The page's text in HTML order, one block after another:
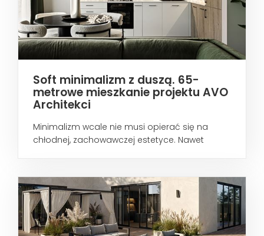
Soft minimalizm z duszą. 65-
metrowe mieszkanie projektu AVO
Architekci
Minimalizm wcale nie musi opierać się na
chłodnej, zachowawczej estetyce. Nawet